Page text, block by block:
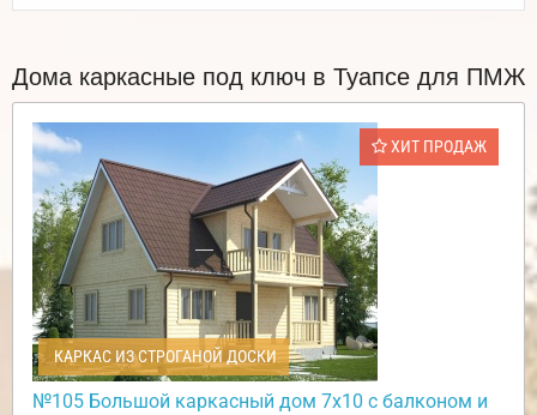
Дома каркасные под ключ в Туапсе для ПМЖ
ХИТ ПРОДАЖ
КАРКАС ИЗ СТРОГАНОЙ ДОСКИ
№105 Большой каркасный дом 7х10 с балконом и